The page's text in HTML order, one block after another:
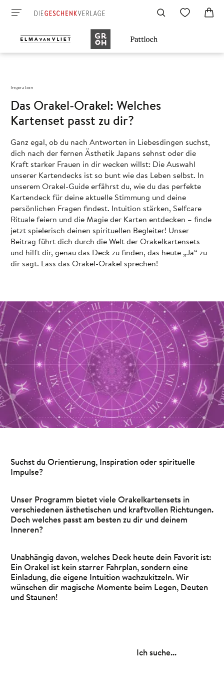
Inspiration
Das Orakel-Orakel: Welches
Kartenset passt zu dir?
Ganz egal, ob du nach Antworten in Liebesdingen suchst,
dich nach der fernen Ästhetik Japans sehnst oder die
Kraft starker Frauen in dir wecken willst: Die Auswahl
unserer Kartendecks ist so bunt wie das Leben selbst. In
unserem Orakel-Guide erfährst du, wie du das perfekte
Kartendeck für deine aktuelle Stimmung und deine
persönlichen Fragen findest. Intuition stärken, Selfcare
Rituale feiern und die Magie der Karten entdecken – finde
jetzt spielerisch deinen spirituellen Begleiter! Unser
Beitrag führt dich durch die Welt der Orakelkartensets
und hilft dir, genau das Deck zu finden, das heute „Ja“ zu
dir sagt. Lass das Orakel-Orakel sprechen!
Suchst du Orientierung, Inspiration oder spirituelle
Impulse?
Unser Programm bietet viele Orakelkartensets in
verschiedenen ästhetischen und kraftvollen Richtungen.
Doch welches passt am besten zu dir und deinem
Inneren?
Unabhängig davon, welches Deck heute dein Favorit ist:
Ein Orakel ist kein starrer Fahrplan, sondern eine
Einladung, die eigene Intuition wachzukitzeln. Wir
wünschen dir magische Momente beim Legen, Deuten
und Staunen!
Ich suche...